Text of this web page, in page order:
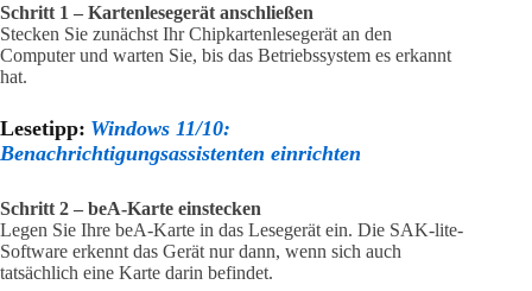
Schritt 1 – Kartenlesegerät anschließen
Stecken Sie zunächst Ihr Chipkartenlesegerät an den
Computer und warten Sie, bis das Betriebssystem es erkannt
hat.
Lesetipp: Windows 11/10:
Benachrichtigungsassistenten einrichten
Schritt 2 – beA-Karte einstecken
Legen Sie Ihre beA-Karte in das Lesegerät ein. Die SAK-lite-
Software erkennt das Gerät nur dann, wenn sich auch
tatsächlich eine Karte darin befindet.